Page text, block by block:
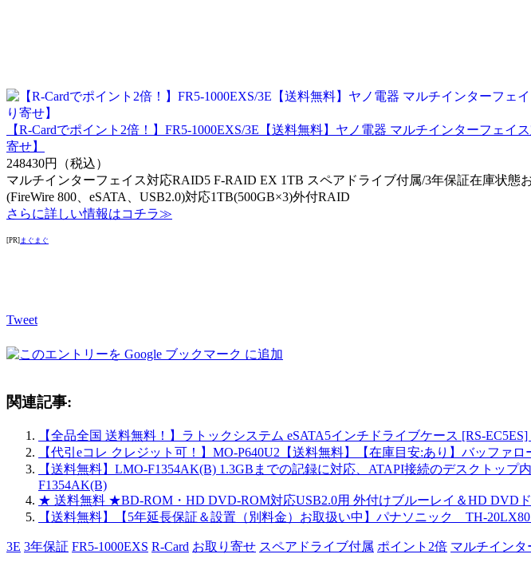
【R-Cardでポイント2倍！】FR5-1000EXS/3E【送料無料】ヤノ電器 マルチインターフェ
寄せ】
248430円（税込）
マルチインターフェイス対応RAID5 F-RAID EX 1TB スペアドライブ付属/3年保証在庫状
(FireWire 800、eSATA、USB2.0)対応1TB(500GB×3)外付RAID
さらに詳しい情報はコチラ≫
[PR] まぐまぐ
Tweet
関連記事:
【全品全国 送料無料！】ラトックシステム eSATA5インチドライブケース [RS-
【代引eコレ クレジット可！】MO-P640U2【送料無料】【在庫目安:あり】バッファ
【送料無料】LMO-F1354AK(B) 1.3GBまでの記録に対応、ATAPI接続のデスクト
F1354AK(B)
★ 送料無料 ★BD-ROM・HD DVD-ROM対応USB2.0用 外付けブルーレイ＆HD DVD
【送料無料】【5年延長保証＆設置（別料金）お取扱い中】パナソニック TH-
3E 3年保証 FR5-1000EXS R-Card お取り寄せ スペアドライブ付属 ポイント2倍 マルチイン